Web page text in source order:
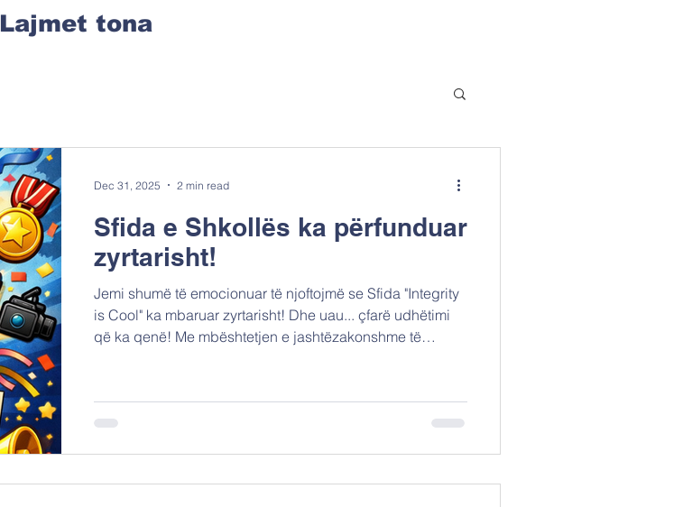
Lajmet tona
Sfida e Shkollës ka përfunduar
zyrtarisht!
Jemi shumë të emocionuar të njoftojmë se Sfida "Integrity
is Cool" ka mbaruar zyrtarisht! Dhe uau... çfarë udhëtimi
që ka qenë! Me mbështetjen e jashtëzakonshme të
OBRAZOVANIETO, IDRYMA TECHNOLOGIAS KAI
EREVNAS (FORTH), Youth Voice Network of
Oraiokastrou Ne arritëm të bashkojmë me sukses
Dec 31, 2025 2 min read